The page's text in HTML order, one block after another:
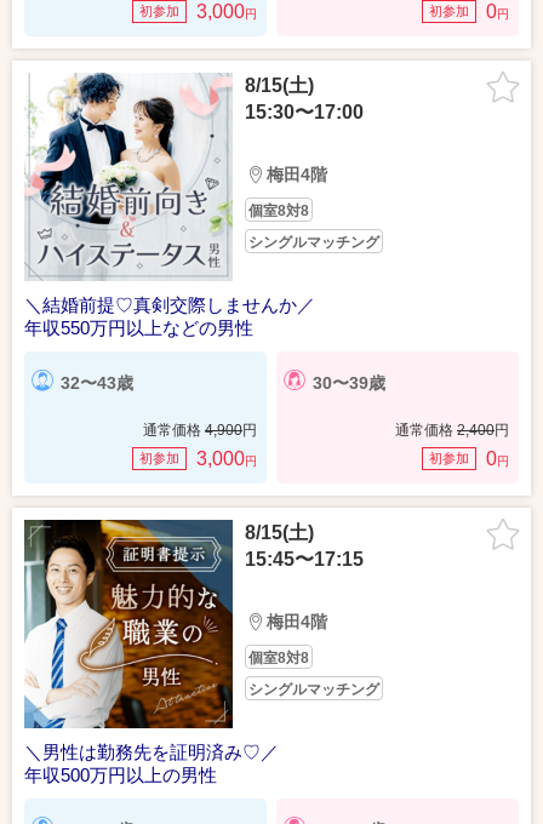
初参加 3,000円 初参加 0円
8/15(土)
15:30〜17:00
梅田4階
個室8対8
シングルマッチング
＼結婚前提♡真剣交際しませんか／
年収550万円以上などの男性
32〜43歳
通常価格 4,900円
初参加 3,000円
30〜39歳
通常価格 2,400円
初参加 0円
8/15(土)
15:45〜17:15
梅田4階
個室8対8
シングルマッチング
＼男性は勤務先を証明済み♡／
年収500万円以上の男性